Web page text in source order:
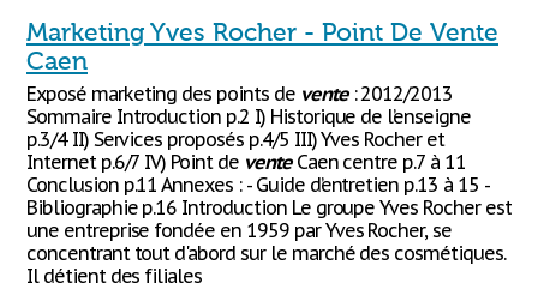
Marketing Yves Rocher - Point De Vente
Caen
Exposé marketing des points de vente: 2012/2013
Sommaire Introduction p.2 I) Historique de l’enseigne
p.3/4 II) Services proposés p.4/5 III) Yves Rocher et
Internet p.6/7 IV) Point de venteCaen centre p.7 à 11
Conclusion p.11 Annexes : - Guide d’entretien p.13 à 15 -
Bibliographie p.16 Introduction Le groupe Yves Rocher est
une entreprise fondée en 1959 par Yves Rocher, se
concentrant tout d'abord sur le marché des cosmétiques.
Il détient des filiales